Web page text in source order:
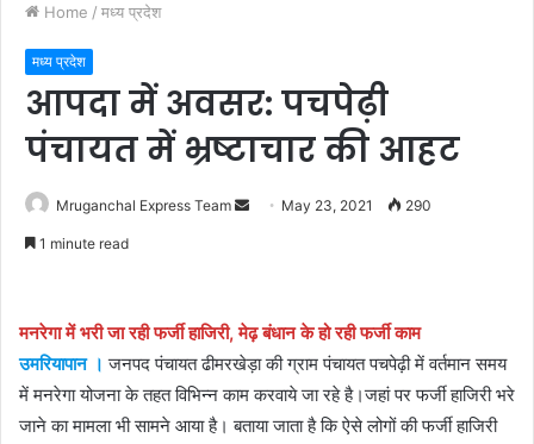
Home / मध्य प्रदेश
मध्य प्रदेश
आपदा में अवसर: पचपेढ़ी
पंचायत में भ्रष्टाचार की आहट
Mruganchal Express Team
Send May 23, 2021 290
1 minute read
मनरेगा में भरी जा रही फर्जी हाजिरी, मेढ़ बंधान के हो रही फर्जी काम
उमरियापान । जनपद पंचायत ढीमरखेड़ा की ग्राम पंचायत पचपेढ़ी में वर्तमान समय
में मनरेगा योजना के तहत विभिन्न काम करवाये जा रहे है।जहां पर फर्जी हाजिरी भरे
जाने का मामला भी सामने आया है। बताया जाता है कि ऐसे लोगों की फर्जी हाजिरी